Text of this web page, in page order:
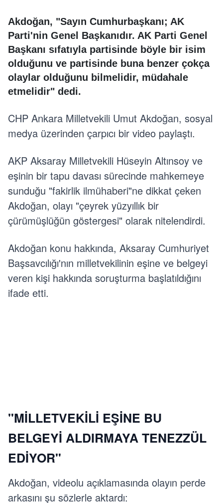
Akdoğan, "Sayın Cumhurbaşkanı; AK
Parti'nin Genel Başkanıdır. AK Parti Genel
Başkanı sıfatıyla partisinde böyle bir isim
olduğunu ve partisinde buna benzer çokça
olaylar olduğunu bilmelidir, müdahale
etmelidir" dedi.
CHP Ankara Milletvekili Umut Akdoğan, sosyal
medya üzerinden çarpıcı bir video paylaştı.
AKP Aksaray Milletvekili Hüseyin Altınsoy ve
eşinin bir tapu davası sürecinde mahkemeye
sunduğu "fakirlik ilmühaberi"ne dikkat çeken
Akdoğan, olayı "çeyrek yüzyıllık bir
çürümüşlüğün göstergesi" olarak nitelendirdi.
Akdoğan konu hakkında, Aksaray Cumhuriyet
Başsavcılığı'nın milletvekilinin eşine ve belgeyi
veren kişi hakkında soruşturma başlatıldığını
ifade etti.
"MİLLETVEKİLİ EŞİNE BU
BELGEYİ ALDIRMAYA TENEZZÜL
EDİYOR"
Akdoğan, videolu açıklamasında olayın perde
arkasını şu sözlerle aktardı: